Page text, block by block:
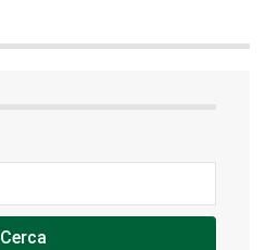
Cerca